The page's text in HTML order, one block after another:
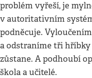
problém vyřeší, je
v autoritativním
podněcuje.
a odstraníme tři hříbky
zůstane. A podhoubí
škola a učitelé.